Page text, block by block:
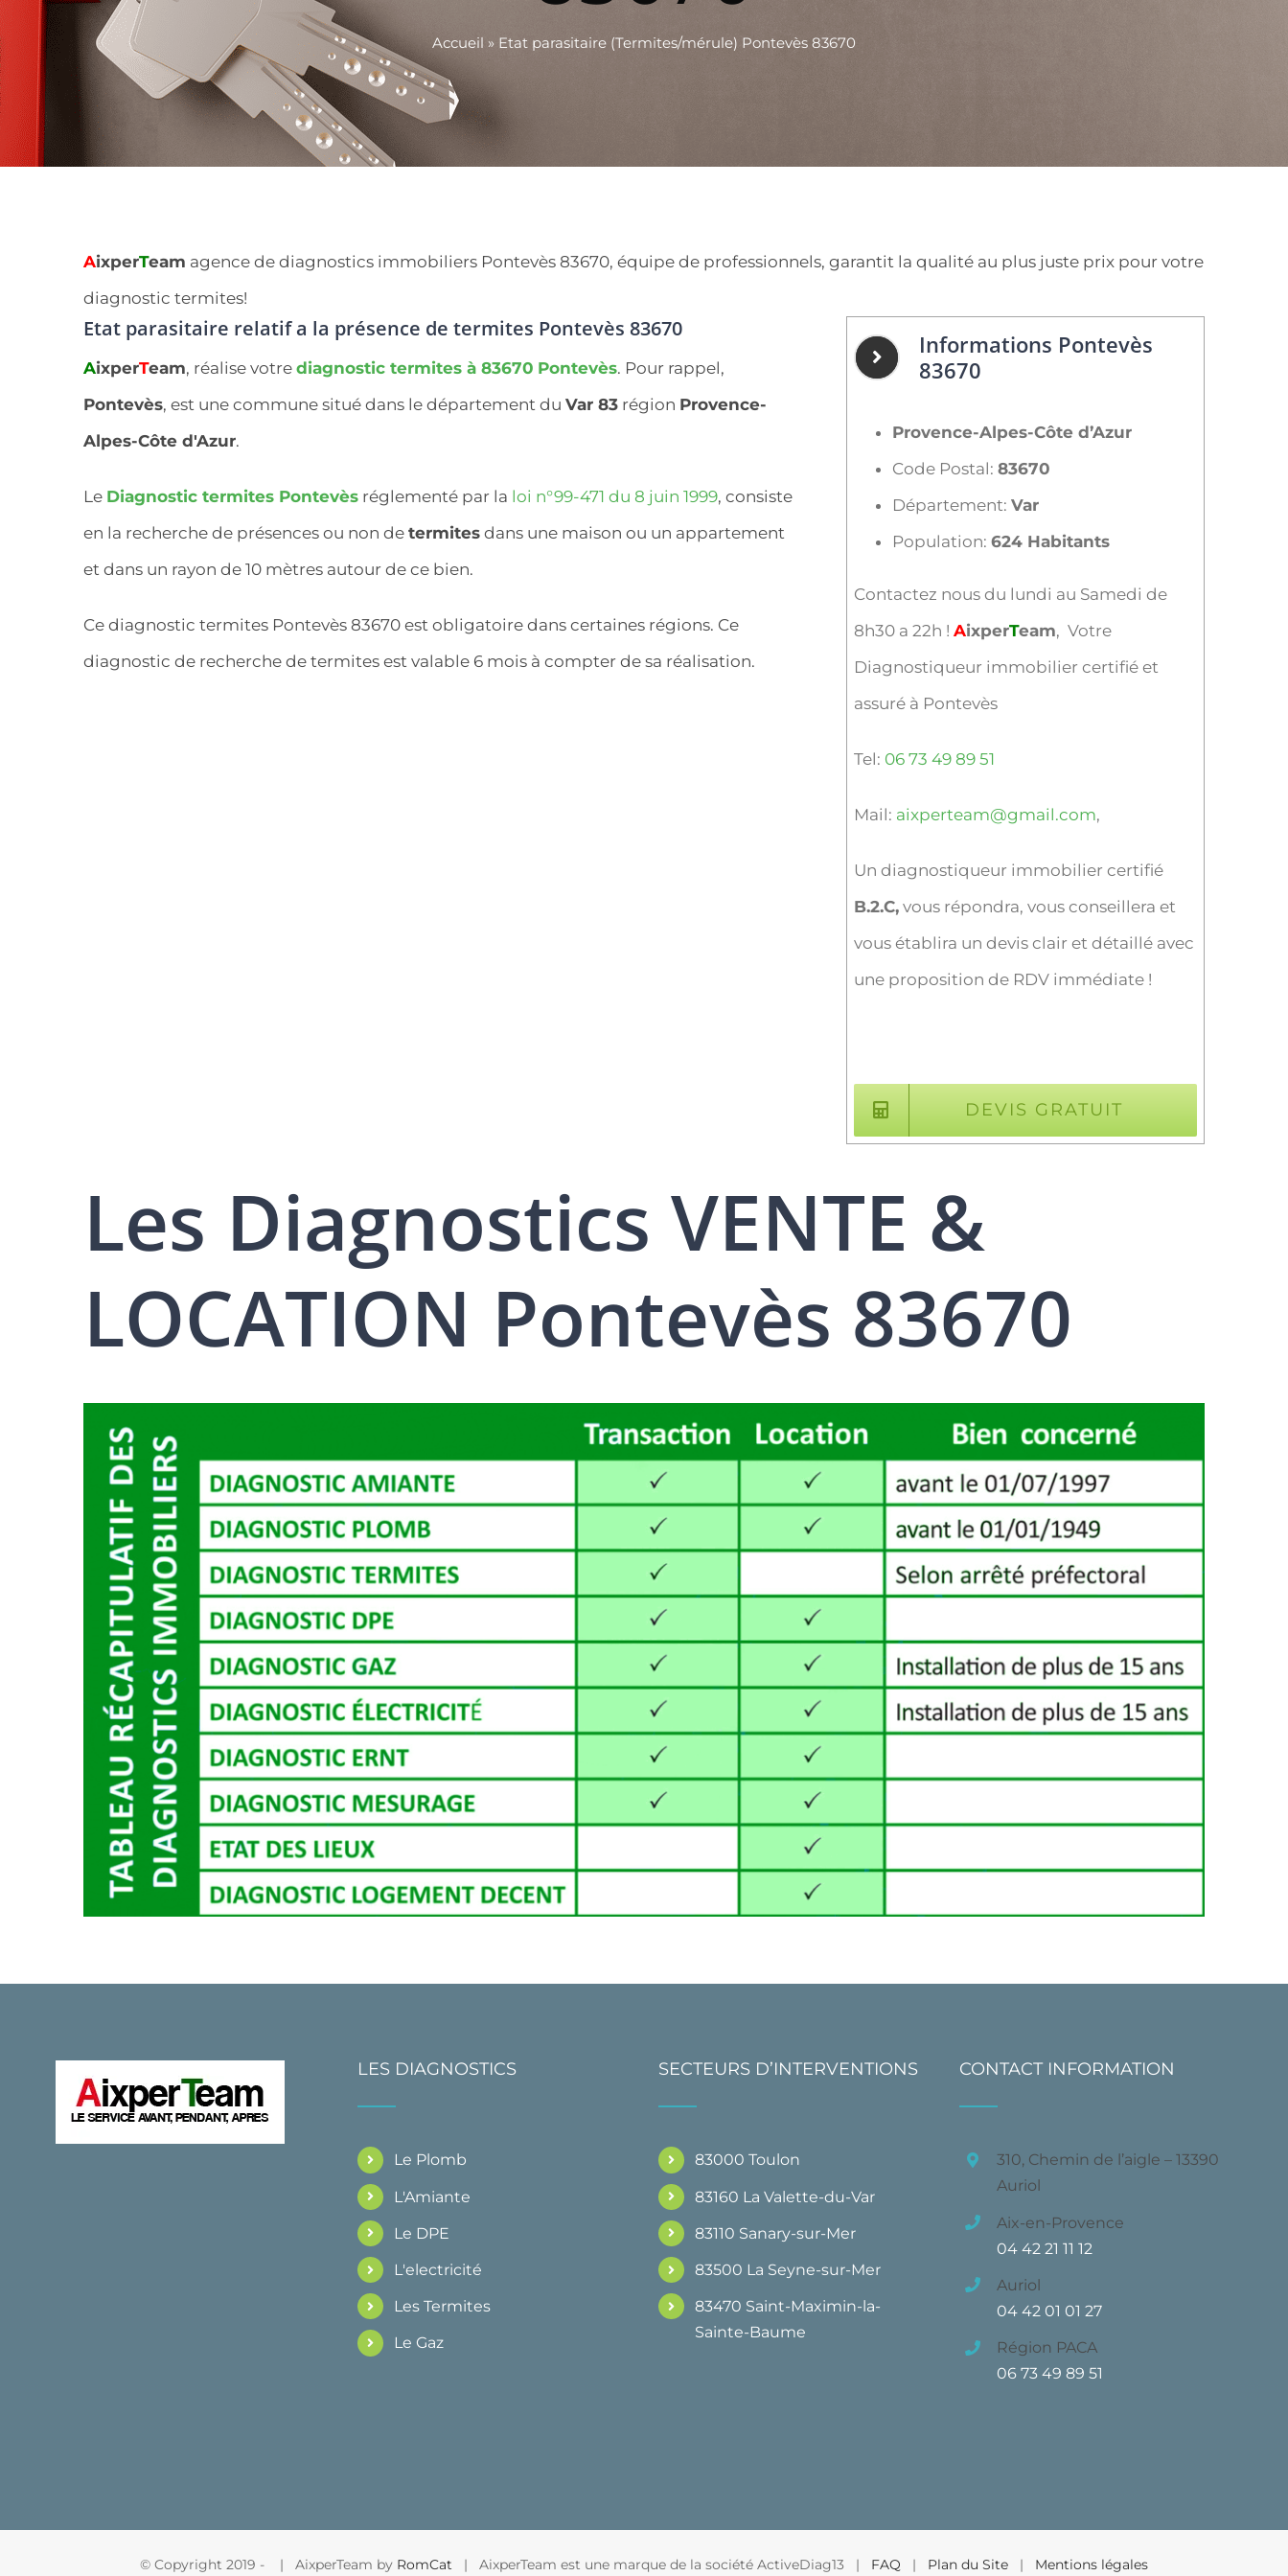
Accueil » Etat parasitaire (Termites/mérule) Pontevès 83670
AixperTeam agence de diagnostics immobiliers Pontevès 83670, équipe de professionnels, garantit la qualité au plus juste prix pour votre
diagnostic termites!
Etat parasitaire relatif a la présence de termites Pontevès 83670
AixperTeam, réalise votre diagnostic termites à 83670 Pontevès. Pour rappel,
Pontevès, est une commune situé dans le département du Var 83 région Provence-
Alpes-Côte d'Azur.
Le Diagnostic termites Pontevès réglementé par la loi n°99-471 du 8 juin 1999, consiste
en la recherche de présences ou non de termites dans une maison ou un appartement
et dans un rayon de 10 mètres autour de ce bien.
Ce diagnostic termites Pontevès 83670 est obligatoire dans certaines régions. Ce
diagnostic de recherche de termites est valable 6 mois à compter de sa réalisation.
Informations Pontevès
83670
Provence-Alpes-Côte d’Azur
Code Postal:83670
Département:Var
Population:624 Habitants
Contactez nous du lundi au Samedi de
8h30 a 22h !AixperTeam, Votre
Diagnostiqueur immobilier certifié et
assuré à Pontevès
Tel: 06 73 49 89 51
Mail: aixperteam@gmail.com,
Un diagnostiqueur immobilier certifié
B.2.C, vous répondra, vous conseillera et
vous établira un devis clair et détaillé avec
une proposition de RDV immédiate !
DEVIS GRATUIT
Les Diagnostics VENTE &
LOCATION Pontevès 83670
LES DIAGNOSTICS
Le Plomb
L'Amiante
Le DPE
L'electricité
Les Termites
Le Gaz
SECTEURS D’INTERVENTIONS
83000 Toulon
83160 La Valette-du-Var
83110 Sanary-sur-Mer
83500 La Seyne-sur-Mer
83470 Saint-Maximin-la-
Sainte-Baume
CONTACT INFORMATION
310, Chemin de l’aigle – 13390
Auriol
Aix-en-Provence
04 42 21 11 12
Auriol
04 42 01 01 27
Région PACA
06 73 49 89 51
© Copyright 2019 - | AixperTeam by RomCat | AixperTeam est une marque de la société ActiveDiag13 | FAQ | Plan du Site | Mentions légales